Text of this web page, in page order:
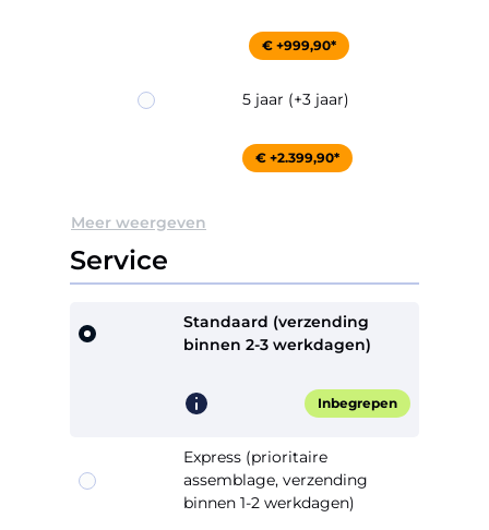
€ +999,90*
5 jaar (+3 jaar)
€ +2.399,90*
Meer weergeven
Service
Standaard (verzending
binnen 2-3 werkdagen)
Inbegrepen
Express (prioritaire
assemblage, verzending
binnen 1-2 werkdagen)